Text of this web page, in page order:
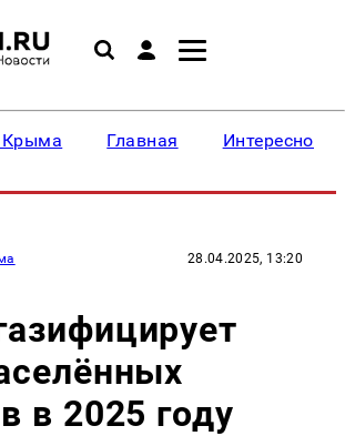
Крыма Главная Интересное
28.04.2025, 13:20
в 2025 году